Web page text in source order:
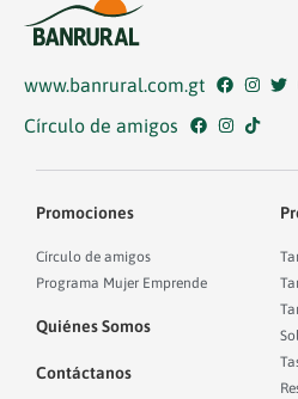
www.banrural.com.gt
Círculo de amigos
Promociones
Círculo de amigos
Programa Mujer Emprende
Quiénes Somos
Contáctanos